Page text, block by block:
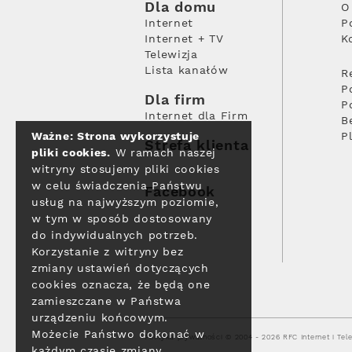
Dla domu
Internet
Internet + TV
Telewizja
Lista kanałów
Dla firm
Internet dla Firm
Strefa klienta
Facebook
Polityka prywatności © 2004 - 2026 RFC Internet i
Ważne: Strona wykorzystuje
pliki cookies. W ramach naszej
witryny stosujemy pliki cookies
w celu świadczenia Państwu
usług na najwyższym poziomie,
w tym w sposób dostosowany
do indywidualnych potrzeb.
Korzystanie z witryny bez
zmiany ustawień dotyczących
cookies oznacza, że będą one
zamieszczane w Państwa
urządzeniu końcowym.
Możecie Państwo dokonać w